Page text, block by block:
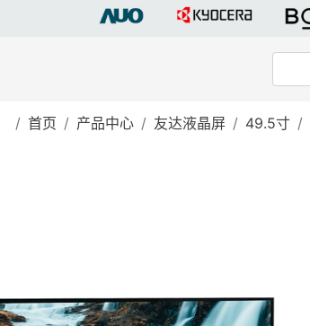
首页 产品中心 友达液晶屏 49.5寸